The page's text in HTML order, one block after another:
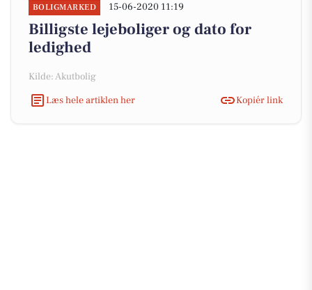
BOLIGMARKED 15-06-2020 11:19
Billigste lejeboliger og dato for
ledighed
Kilde: Akutbolig
Læs hele artiklen her
Kopiér link